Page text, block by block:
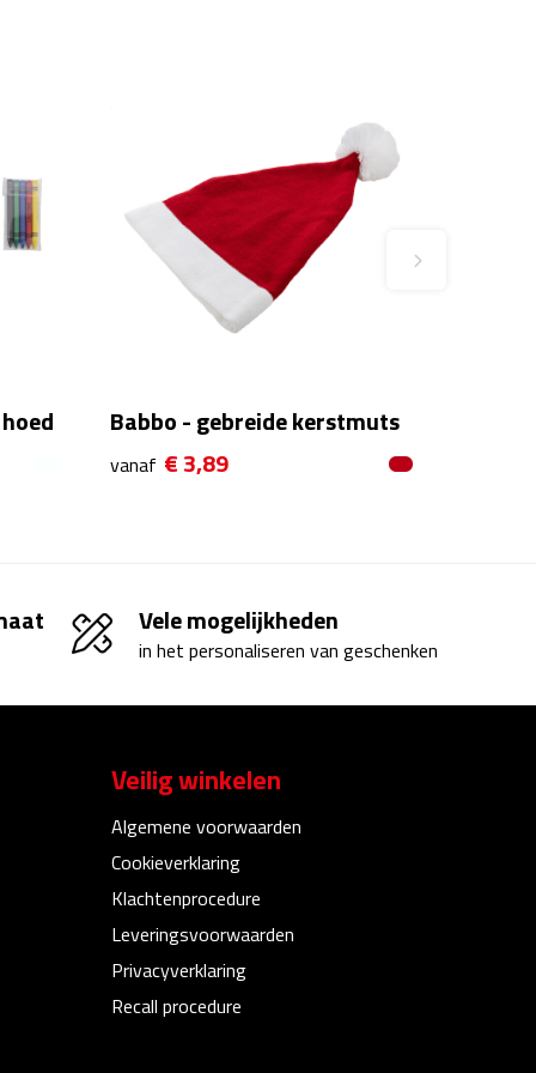
Babbo - gebreide kerstmuts
vanaf € 3,89
Vele mogelijkheden
in het personaliseren van geschenken
Veilig winkelen
Algemene voorwaarden
Cookieverklaring
Klachtenprocedure
Leveringsvoorwaarden
Privacyverklaring
Recall procedure